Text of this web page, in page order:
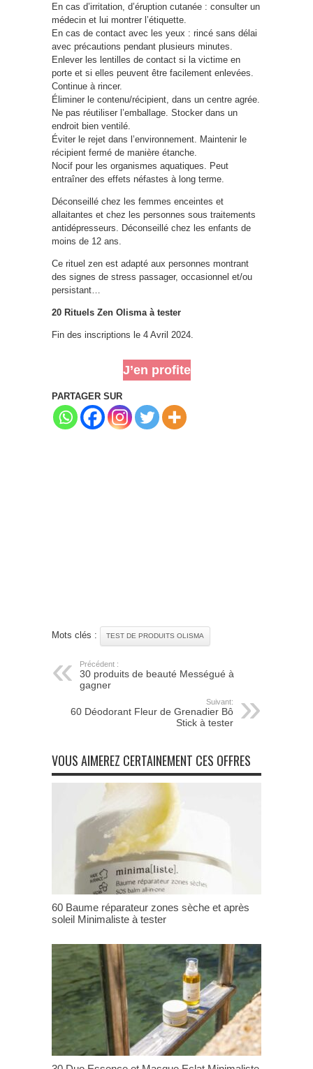
En cas d’irritation, d’éruption cutanée : consulter un
médecin et lui montrer l’étiquette.
En cas de contact avec les yeux : rincé sans délai
avec précautions pendant plusieurs minutes.
Enlever les lentilles de contact si la victime en
porte et si elles peuvent être facilement enlevées.
Continue à rincer.
Éliminer le contenu/récipient, dans un centre agrée.
Ne pas réutiliser l’emballage. Stocker dans un
endroit bien ventilé.
Éviter le rejet dans l’environnement. Maintenir le
récipient fermé de manière étanche.
Nocif pour les organismes aquatiques. Peut
entraîner des effets néfastes à long terme.
Déconseillé chez les femmes enceintes et
allaitantes et chez les personnes sous traitements
antidépresseurs. Déconseillé chez les enfants de
moins de 12 ans.
Ce rituel zen est adapté aux personnes montrant
des signes de stress passager, occasionnel et/ou
persistant…
20 Rituels Zen Olisma à tester
Fin des inscriptions le 4 Avril 2024.
J’en profite
PARTAGER SUR
Mots clés : TEST DE PRODUITS OLISMA
Précédent :
30 produits de beauté Mességué à
gagner
Suivant:
60 Déodorant Fleur de Grenadier Bô
Stick à tester
VOUS AIMEREZ CERTAINEMENT CES OFFRES
60 Baume réparateur zones sèche et après
soleil Minimaliste à tester